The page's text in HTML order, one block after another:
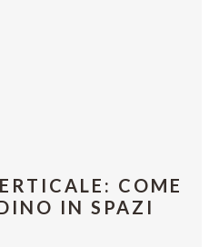
COME
IN SPAZI